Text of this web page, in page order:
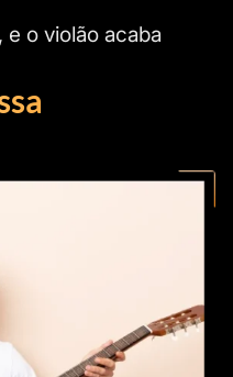
o violão acaba